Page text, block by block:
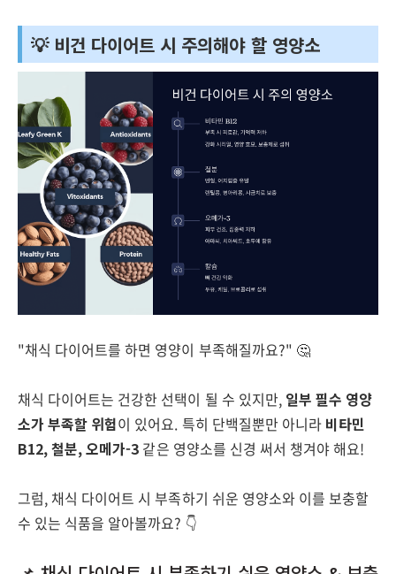
💡 비건 다이어트 시 주의해야 할 영양소
"채식 다이어트를 하면 영양이 부족해질까요?" 🤔
채식 다이어트는 건강한 선택이 될 수 있지만, 일부 필수 영양
소가 부족할 위험이 있어요. 특히 단백질뿐만 아니라 비타민
B12, 철분, 오메가-3 같은 영양소를 신경 써서 챙겨야 해요!
그럼, 채식 다이어트 시 부족하기 쉬운 영양소와 이를 보충할
수 있는 식품을 알아볼까요? 👇